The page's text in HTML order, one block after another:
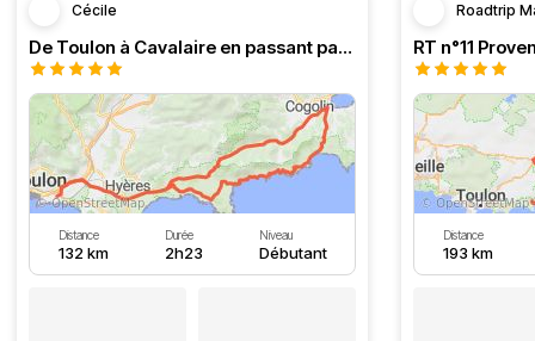
Cécile
De Toulon à Cavalaire en passant par la côte
Distance
132 km
Durée
2h23
Niveau
Débutant
Roadtrip
Distance
193 km